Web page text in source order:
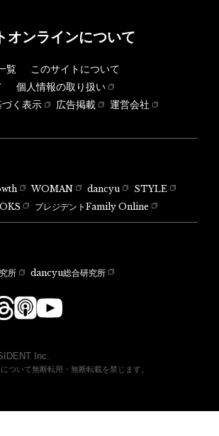
オンラインについて
覧
このサイトについて
個人情報の取り扱い
く表示
広告掲載
運営会社
WOMAN dancyu
STYLE
プレジデントFamily Online
所 dancyu総合研究所
Inc.
ついて無断転用・無断転載を禁じます。